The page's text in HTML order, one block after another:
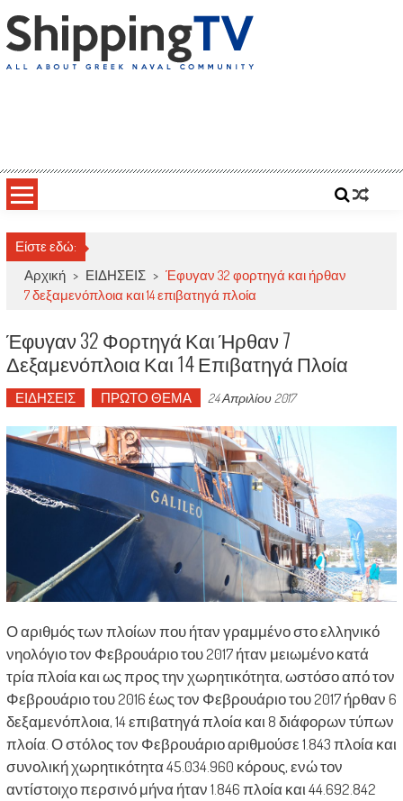
to
content
Είστε εδώ:
Αρχική > ΕΙΔΗΣΕΙΣ > Έφυγαν 32 φορτηγά και ήρθαν
7 δεξαμενόπλοια και 14 επιβατηγά πλοία
Έφυγαν 32 Φορτηγά Και Ήρθαν 7
Δεξαμενόπλοια Και 14 Επιβατηγά Πλοία
ΕΙΔΗΣΕΙΣ ΠΡΩΤΟ ΘΕΜΑ 24 Απριλίου 2017
Ο αριθμός των πλοίων που ήταν γραμμένο στο ελληνικό
νηολόγιο τον Φεβρουάριο του 2017 ήταν μειωμένο κατά
τρία πλοία και ως προς την χωρητικότητα, ωστόσο από τον
Φεβρουάριο του 2016 έως τον Φεβρουάριο του 2017 ήρθαν 6
δεξαμενόπλοια, 14 επιβατηγά πλοία και 8 διάφορων τύπων
πλοία. Ο στόλος τον Φεβρουάριο αριθμούσε 1.843 πλοία και
συνολική χωρητικότητα 45.034.960 κόρους, ενώ τον
αντίστοιχο περσινό μήνα ήταν 1.846 πλοία και 44.692.842